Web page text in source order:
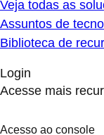
Veja todas as
Assuntos de
Biblioteca de
Login
Acesse mais
Acesso ao console